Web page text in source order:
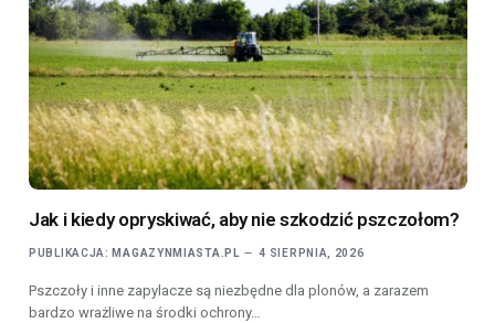
Jak i kiedy opryskiwać, aby nie szkodzić pszczołom?
PUBLIKACJA: MAGAZYNMIASTA.PL 4 SIERPNIA, 2026
Pszczoły i inne zapylacze są niezbędne dla plonów, a zarazem
bardzo wrażliwe na środki ochrony…